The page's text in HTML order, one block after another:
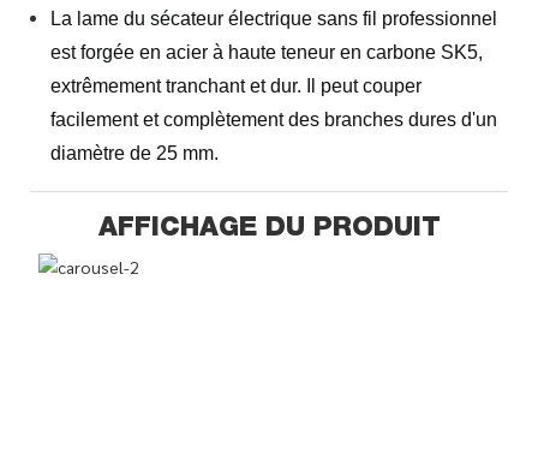
La lame du sécateur électrique sans fil professionnel
est forgée en acier à haute teneur en carbone SK5,
extrêmement tranchant et dur. Il peut couper
facilement et complètement des branches dures d'un
diamètre de 25 mm.
AFFICHAGE DU PRODUIT